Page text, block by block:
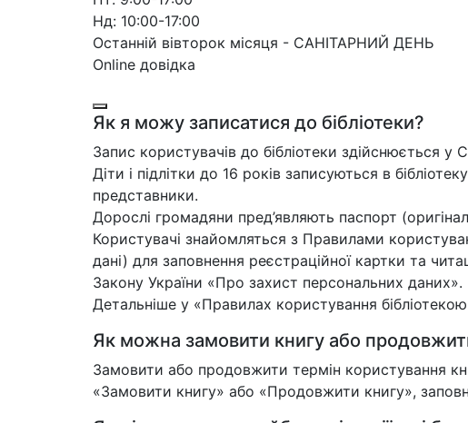
Нд: 10:00-17:00
Останній вівторок місяця - САНІТАРНИЙ ДЕНЬ
Online довідка
Як я можу записатися до бібліотеки?
Запис користувачів до бібліотеки здійснюється у
Діти і підлітки до 16 років записуються в
представники.
Дорослі громадяни пред’являють паспорт
Користувачі знайомляться з Правилами
дані) для заповнення реєстраційної картки та
Закону України «Про захист персональних даних».
Детальніше у «Правилах користування
Як можна замовити книгу або
Замовити або продовжити термін користування
«Замовити книгу» або «Продовжити книгу»,